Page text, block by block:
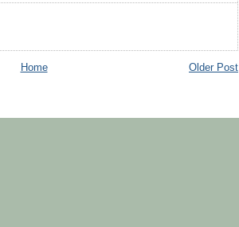
Older Post
Home